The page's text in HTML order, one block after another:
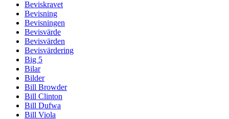
Beviskravet
Bevisning
Bevisningen
Bevisvärde
Bevisvärden
Bevisvärdering
Big 5
Bilar
Bilder
Bill Browder
Bill Clinton
Bill Dufwa
Bill Viola